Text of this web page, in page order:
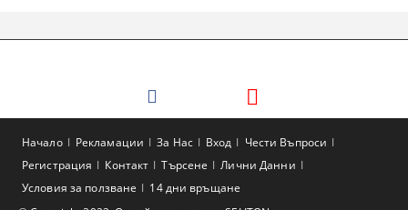
Начало Рекламации За Нас Вход
Чести Въпроси
Регистрация
Контакт Търсене
Лични Данни
Условия за ползване
14 дни връщане